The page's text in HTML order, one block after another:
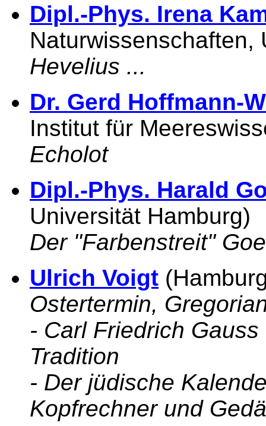
Dipl.-Phys. Irena
Naturwissenschaften,
Hevelius ...
Dr. Gerd Hoffmann-
Institut für
Echolot
Dipl.-Phys. Harald
Universität Hamburg)
Der "Farbenstreit"
Ulrich Voigt
Ostertermin,
- Carl Friedrich
Tradition
- Der jüdische
Kopfrechner und